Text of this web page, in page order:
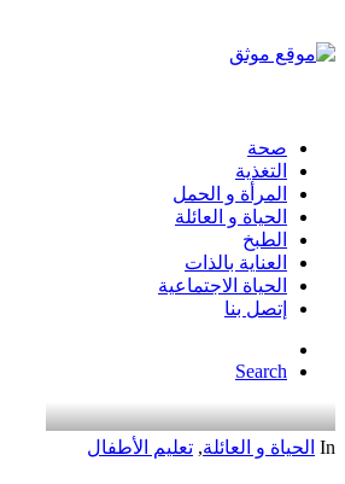
صحة
التغذية
المرأة و الحمل
الحياة و العائلة
الطبخ
العناية بالذات
الحياة الاجتماعية
إتصل بنا
Search
In الحياة و العائلة, تعليم الأطفال